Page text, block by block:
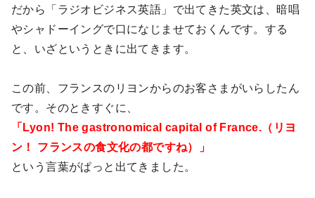
だから「ラジオビジネス英語」で出てきた英文は、暗唱
やシャドーイングで口になじませておくんです。する
と、いざというときに出てきます。
この前、フランスのリヨンからのお客さまがいらしたん
です。そのときすぐに、
「Lyon! The gastronomical capital of France.（リヨ
ン！ フランスの食文化の都ですね）」
という言葉がぱっと出てきました。